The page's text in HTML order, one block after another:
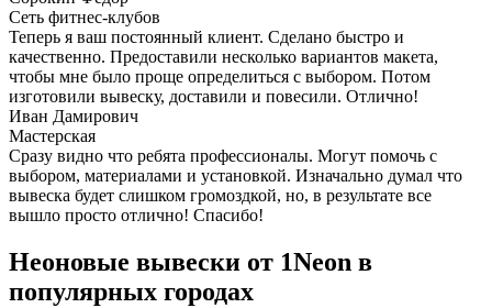
Сеть фитнес-клубов
Теперь я ваш постоянный клиент. Сделано быстро и
качественно. Предоставили несколько вариантов макета,
чтобы мне было проще определиться с выбором. Потом
изготовили вывеску, доставили и повесили. Отлично!
Иван Дамирович
Мастерская
Сразу видно что ребята профессионалы. Могут помочь с
выбором, материалами и установкой. Изначально думал что
вывеска будет слишком громоздкой, но, в результате все
вышло просто отлично! Спасибо!
Неоновые вывески от 1Neon в
популярных городах